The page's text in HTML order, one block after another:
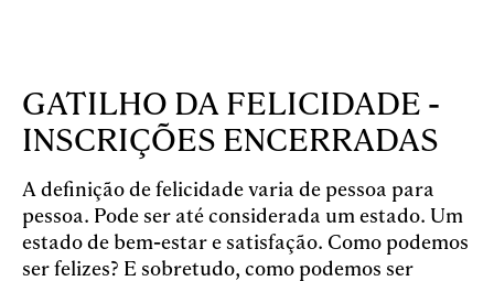
GATILHO DA FELICIDADE -
INSCRIÇÕES ENCERRADAS
A definição de felicidade varia de pessoa para
pessoa. Pode ser até considerada um estado. Um
estado de bem-estar e satisfação. Como podemos
ser felizes? E sobretudo, como podemos ser